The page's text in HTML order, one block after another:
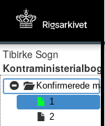
Tibirke Sogn
Kontraministerialbog
Konfirmerede
1
2